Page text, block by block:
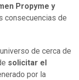
Propyme y
consecuencias de
de cerca de
solicitar el
por la